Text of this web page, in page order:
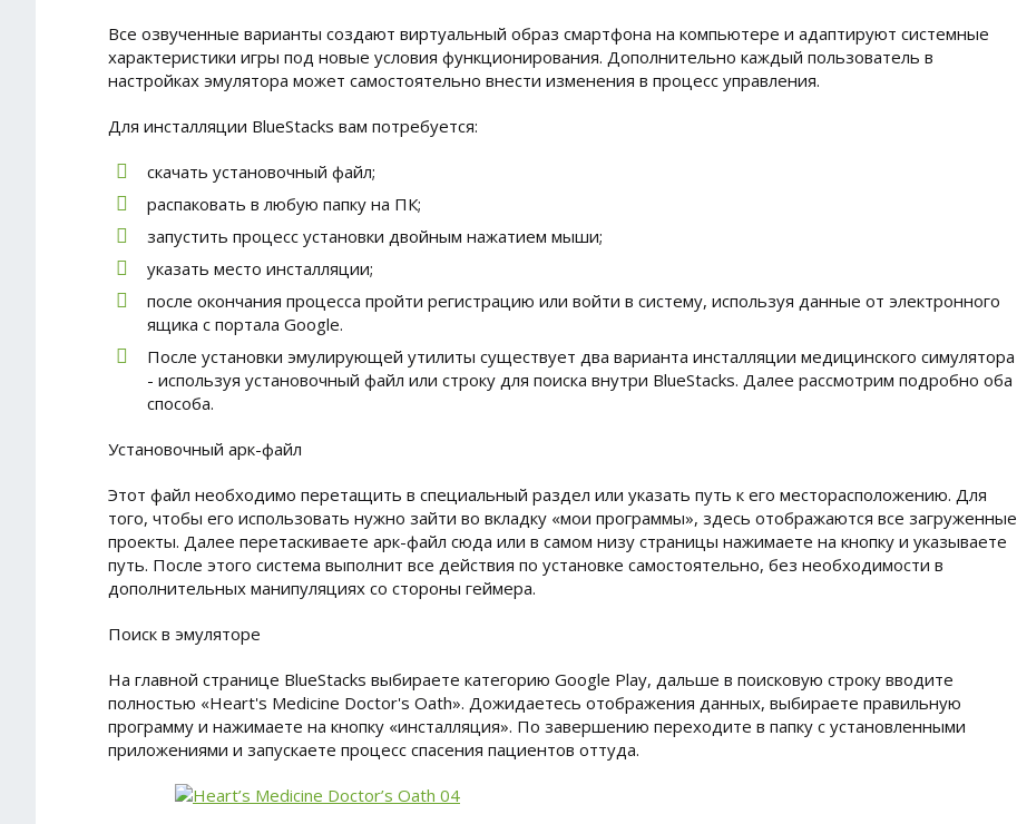
Все озвученные варианты создают виртуальный образ смартфона на компьютере и адаптируют системные
характеристики игры под новые условия функционирования. Дополнительно каждый пользователь в
настройках эмулятора может самостоятельно внести изменения в процесс управления.
Для инсталляции BlueStacks вам потребуется:
скачать установочный файл;
распаковать в любую папку на ПК;
запустить процесс установки двойным нажатием мыши;
указать место инсталляции;
после окончания процесса пройти регистрацию или войти в систему, используя данные от электронного
ящика с портала Google.
После установки эмулирующей утилиты существует два варианта инсталляции медицинского симулятора
- используя установочный файл или строку для поиска внутри BlueStacks. Далее рассмотрим подробно оба
способа.
Установочный арк-файл
Этот файл необходимо перетащить в специальный раздел или указать путь к его месторасположению. Для
того, чтобы его использовать нужно зайти во вкладку «мои программы», здесь отображаются все загруженные
проекты. Далее перетаскиваете арк-файл сюда или в самом низу страницы нажимаете на кнопку и указываете
путь. После этого система выполнит все действия по установке самостоятельно, без необходимости в
дополнительных манипуляциях со стороны геймера.
Поиск в эмуляторе
На главной странице BlueStacks выбираете категорию Google Play, дальше в поисковую строку вводите
полностью «Heart's Medicine Doctor's Oath». Дожидаетесь отображения данных, выбираете правильную
программу и нажимаете на кнопку «инсталляция». По завершению переходите в папку с установленными
приложениями и запускаете процесс спасения пациентов оттуда.